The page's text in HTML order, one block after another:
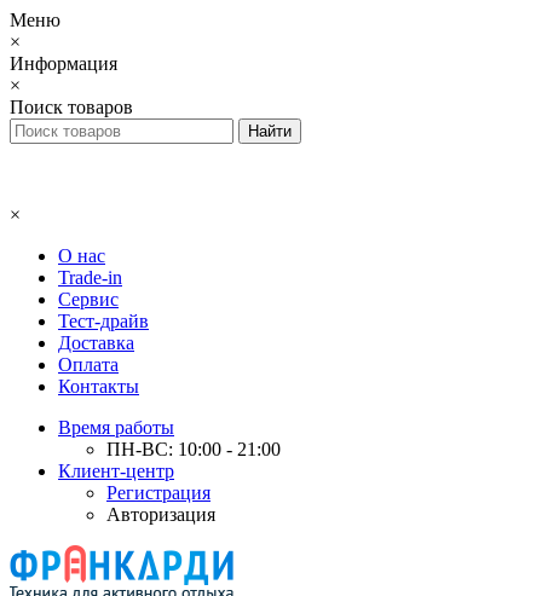
Меню
×
Информация
×
Поиск товаров
×
О нас
Trade-in
Сервис
Тест-драйв
Доставка
Оплата
Контакты
Время работы
ПН-ВС: 10:00 - 21:00
Клиент-центр
Регистрация
Авторизация